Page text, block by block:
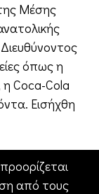
Μέσης
όπως η
Coca-Cola
Εισήχθη
από τους